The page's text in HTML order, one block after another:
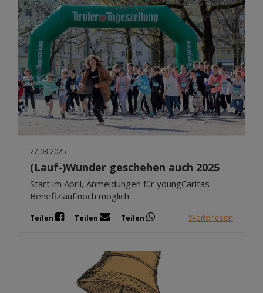
27.03.2025
(Lauf-)Wunder geschehen auch 2025
Start im April, Anmeldungen für youngCaritas
Benefizlauf noch möglich
Teilen Teilen Teilen Weiterlesen